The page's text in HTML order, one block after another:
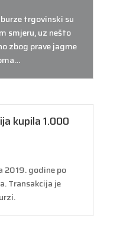
trgovinski su
smjeru, uz nešto
zbog prave jagme
kupila 1.000
2019. godine po
Transakcija je